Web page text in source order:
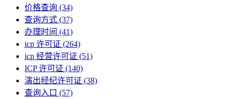
价格查询 (34)
查询方式 (37)
办理时间 (41)
icp 许可证 (264)
icp 经营许可证 (51)
ICP 许可证 (140)
演出经纪许可证 (38)
查询入口 (57)